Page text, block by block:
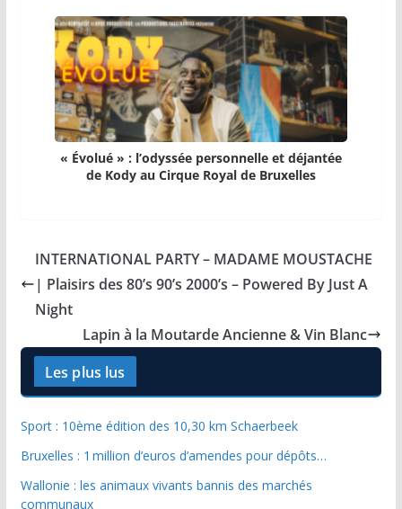
« Évolué » : l’odyssée personnelle et déjantée
de Kody au Cirque Royal de Bruxelles
INTERNATIONAL PARTY – MADAME MOUSTACHE
| Plaisirs des 80’s 90’s 2000’s – Powered By Just A
Night
Lapin à la Moutarde Ancienne & Vin Blanc
Les plus lus
Sport : 10ème édition des 10,30 km Schaerbeek
Bruxelles : 1 million d’euros d’amendes pour dépôts…
Wallonie : les animaux vivants bannis des marchés
communaux